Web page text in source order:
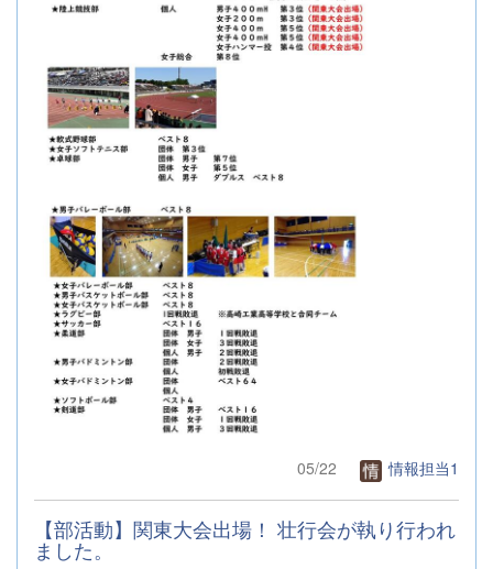
05/22 情報担当1
【部活動】関東大会出場！ 壮行会が執り行われ
ました。